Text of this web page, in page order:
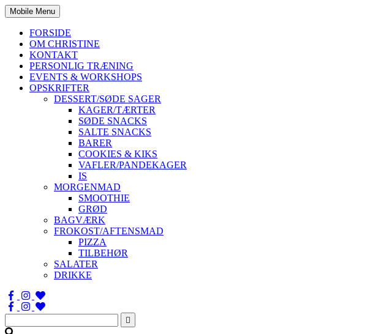
Mobile Menu
FORSIDE
OM CHRISTINE
KONTAKT
PERSONLIG TRÆNING
EVENTS & WORKSHOPS
OPSKRIFTER
DESSERT/SØDE SAGER
KAGER/TÆRTER
SØDE SNACKS
SALTE SNACKS
BARER
COOKIES & KIKS
VAFLER/PANDEKAGER
IS
MORGENMAD
SMOOTHIE
GRØD
BAGVÆRK
FROKOST/AFTENSMAD
PIZZA
TILBEHØR
SALATER
DRIKKE
Søg
efter: